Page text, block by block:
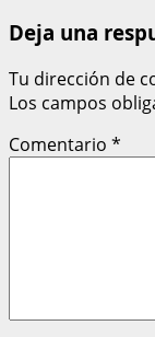
Deja una
Tu dirección de
Los campos
Comentario *